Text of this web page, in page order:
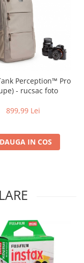
Perception™ Pro
- rucsac foto
899,99 Lei
IN COS